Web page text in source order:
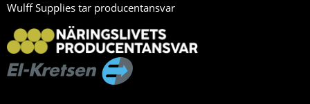
Wulff Supplies tar producentansvar